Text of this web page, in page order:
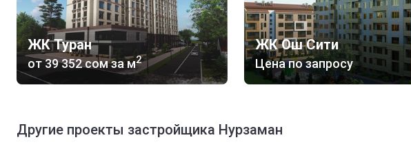
ЖК Туран
от‍39 352 сомза м2
ЖК Ош Сити
Цена по запросу
Другие проекты застройщика Нурзаман